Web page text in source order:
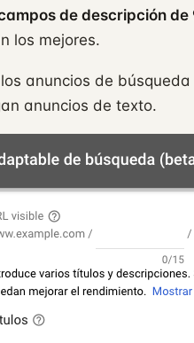
de descripción
los mejores.
anuncios de
anuncios de texto.